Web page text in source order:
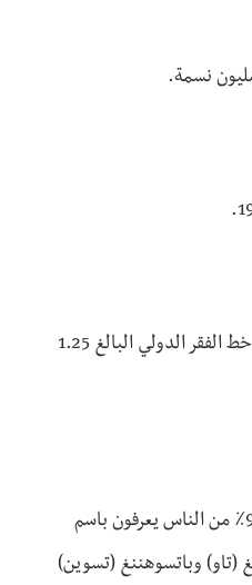
اسم ليسوتو يترجم تقريبا إلى أرض الناس الذين يتكلمون سيسوتو. ويعيش حوالي 40٪ من السكان تحت خط الفقر الدولي البالغ 1.25
يتكون الهيكل العرقي اللغوي في ليسوتو بالكامل تقريبا من الباسوتو، الناطقين باللغة البانتو: يقدر أن 99.7٪ من الناس يعرفون باسم
(تاو) وباتسوهننغ (تسوين)